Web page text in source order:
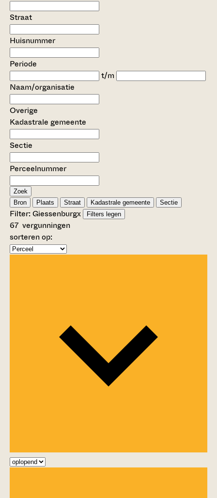
Straat
Huisnummer
Periode
t/m
Naam/organisatie
Overige
Kadastrale gemeente
Sectie
Perceelnummer
Zoek
Bron
Plaats Straat Kadastrale gemeente Sectie
Filter:Giessenburgx Filters legen
67 vergunningen
sorteren op: